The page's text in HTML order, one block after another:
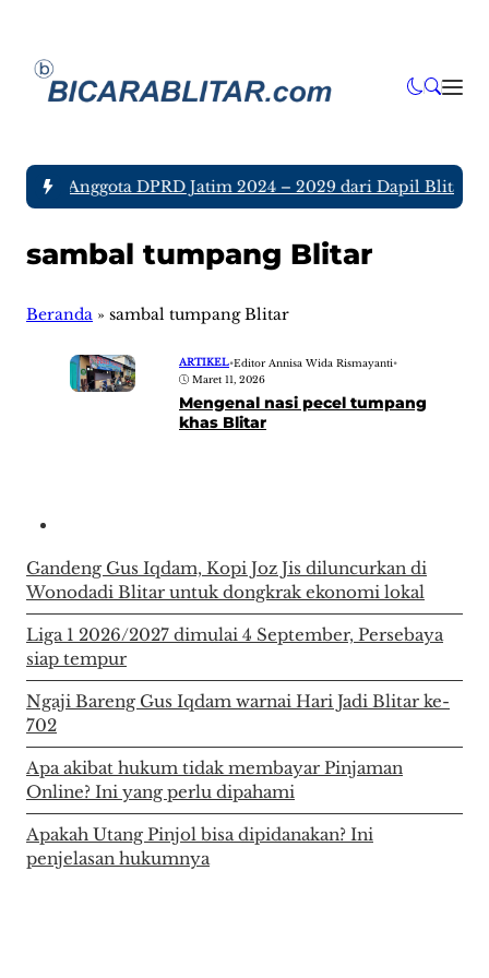
tujuh Anggota DPRD Jatim 2024 – 2029 dari Dapil Blitar
sambal tumpang Blitar
Beranda » sambal tumpang Blitar
ARTIKEL•Editor Annisa Wida Rismayanti•
Maret 11, 2026
Mengenal nasi pecel tumpang
khas Blitar
Gandeng Gus Iqdam, Kopi Joz Jis diluncurkan di
Wonodadi Blitar untuk dongkrak ekonomi lokal
Liga 1 2026/2027 dimulai 4 September, Persebaya
siap tempur
Ngaji Bareng Gus Iqdam warnai Hari Jadi Blitar ke-
702
Apa akibat hukum tidak membayar Pinjaman
Online? Ini yang perlu dipahami
Apakah Utang Pinjol bisa dipidanakan? Ini
penjelasan hukumnya